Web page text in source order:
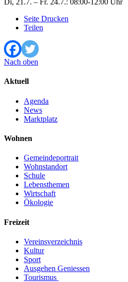
Di, 21.7. – Fr. 24.7.: 08:00-12:00 Uhr
Seite Drucken
Teilen
Nach oben
Aktuell
Agenda
News
Marktplatz
Wohnen
Gemeindeportrait
Wohnstandort
Schule
Lebensthemen
Wirtschaft
Ökologie
Freizeit
Vereinsverzeichnis
Kultur
Sport
Ausgehen Geniessen
Tourismus